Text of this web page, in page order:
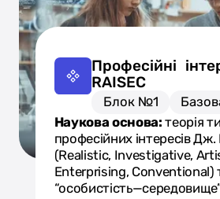
Професійні
RAISEC
Блок №1
Наукова основа:теорія
професійних інтересів
(Realistic, Investigative,
Enterprising, Conventional)